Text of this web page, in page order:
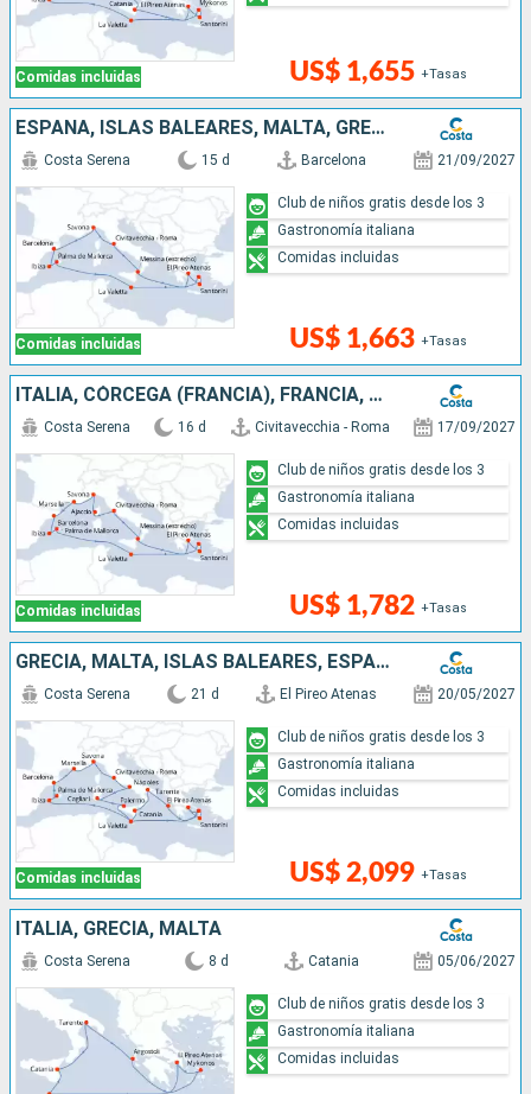
Comidas incluidas US$ 1,655 +Tasas
ESPAÑA, ISLAS BALEARES, MALTA, GRECIA, ITALIA
Comidas incluidas
Costa Serena 15 d Barcelona 21/09/2027
US$ 1,663 +Tasas
Club de niños gratis desde los 3
Gastronomía italiana
Comidas incluidas
ITALIA, CÓRCEGA (FRANCIA), FRANCIA, ESPAÑA, ISLAS BALEARES, MALTA, GRECIA
Comidas incluidas
Costa Serena 16 d Civitavecchia - Roma 17/09/2027
US$ 1,782 +Tasas
Club de niños gratis desde los 3
Gastronomía italiana
Comidas incluidas
GRECIA, MALTA, ISLAS BALEARES, ESPAÑA, FRANCIA, ITALIA
Comidas incluidas
Costa Serena 21 d El Pireo Atenas 20/05/2027
US$ 2,099 +Tasas
Club de niños gratis desde los 3
Gastronomía italiana
Comidas incluidas
ITALIA, GRECIA, MALTA
Costa Serena 8 d Catania 05/06/2027
Club de niños gratis desde los 3
Gastronomía italiana
Comidas incluidas